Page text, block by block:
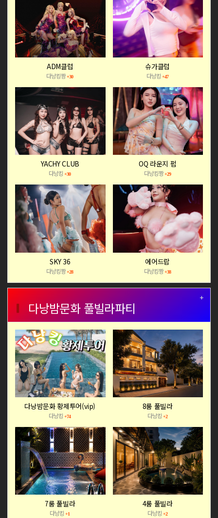
ADM클럽
다낭킹짱+30
슈가클럽
다낭킹 +47
YACHY CLUB
다낭킹+30
OQ 라운지 펍
다낭킹짱+29
SKY 36
다낭킹짱+28
에어드랍
다낭킹짱+38
+
다낭밤문화 풀빌라파티
다낭밤문화 황제투어(vip)
다낭킹+74
8룸 풀빌라
다낭킹 +2
7룸 풀빌라
다낭킹+1
4룸 풀빌라
다낭킹 +2